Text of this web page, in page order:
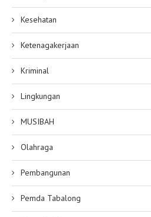
Kesehatan
Ketenagakerjaan
Kriminal
Lingkungan
MUSIBAH
Olahraga
Pembangunan
Pemda Tabalong